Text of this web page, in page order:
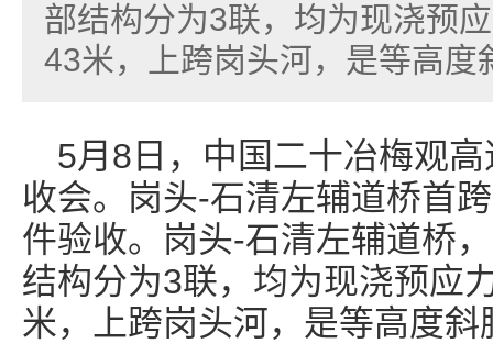
部结构分为3联，均为现浇预
43米，上跨岗头河，是等高度
5月8日，中国二十冶梅观
收会。岗头-石清左辅道桥首
件验收。岗头-石清左辅道桥
结构分为3联，均为现浇预应
米，上跨岗头河，是等高度